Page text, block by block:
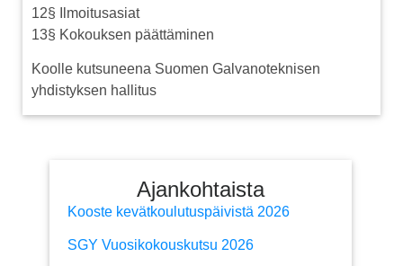
12§ Ilmoitusasiat
13§ Kokouksen päättäminen
Koolle kutsuneena Suomen Galvanoteknisen
yhdistyksen hallitus
Ajankohtaista
Kooste kevätkoulutuspäivistä 2026
SGY Vuosikokouskutsu 2026